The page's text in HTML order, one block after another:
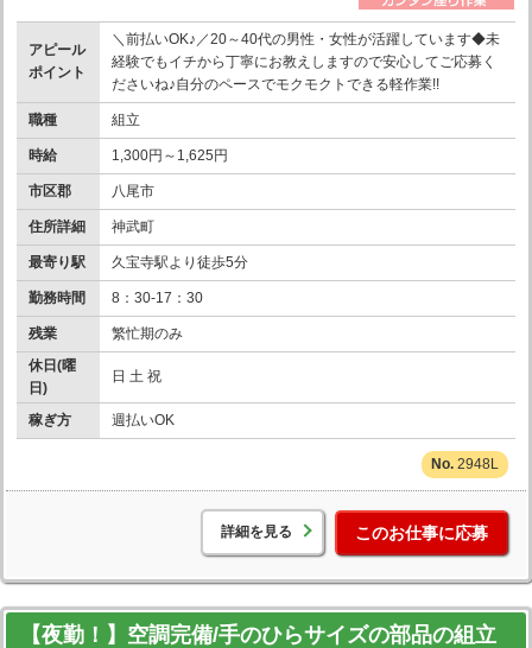
アピール
ポイント
＼前払いOK♪／20～40代の男性・女性が活躍しています◆未
経験でもイチから丁寧にお教えしますので安心してご応募く
ださいね♪自分のペースでモクモクトできる軽作業!!
職種 組立
時給 1,300円～1,625円
市区郡 八尾市
住所詳細 神武町
最寄り駅 久宝寺駅より徒歩5分
勤務時間 8：30-17：30
残業
繁忙期のみ
休日(曜
日)
日 土 祝
稼ぎ方 週払いOK
2948L
詳細を見る このお仕事に応募
【夜勤！】空調完備/手のひらサイズの部品の組立